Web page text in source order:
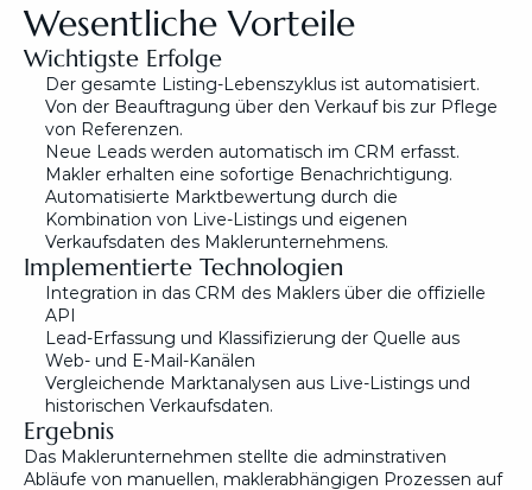
Wesentliche Vorteile
Wichtigste Erfolge
Der gesamte Listing-Lebenszyklus ist automatisiert.
Von der Beauftragung über den Verkauf bis zur Pflege
von Referenzen.
Neue Leads werden automatisch im CRM erfasst.
Makler erhalten eine sofortige Benachrichtigung.
Automatisierte Marktbewertung durch die
Kombination von Live-Listings und eigenen
Verkaufsdaten des Maklerunternehmens.
Implementierte Technologien
Integration in das CRM des Maklers über die offizielle
API
Lead-Erfassung und Klassifizierung der Quelle aus
Web- und E-Mail-Kanälen
Vergleichende Marktanalysen aus Live-Listings und
historischen Verkaufsdaten.
Ergebnis
Das Maklerunternehmen stellte die adminstrativen
Abläufe von manuellen, maklerabhängigen Prozessen auf